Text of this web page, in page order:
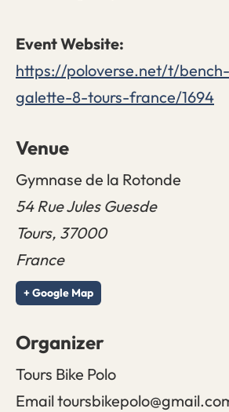
https://poloverse.net/t/
galette-8-tours-france/1694
Venue
Gymnase de la Rotonde
54 Rue Jules Guesde
Tours, 37000
France
+ Google Map
Organizer
Tours Bike Polo
Email